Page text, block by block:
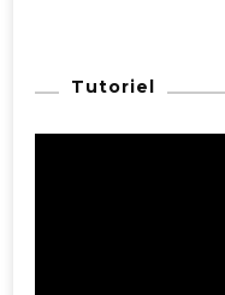
Tutoriel